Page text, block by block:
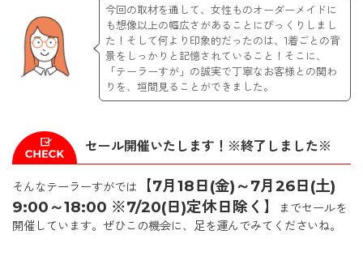
今回の取材を通して、女性ものオーダーメイドに
も想像以上の幅広さがあることにびっくりしまし
た！そして何より印象的だったのは、1着ごとの背
景をしっかりと記憶されていること！そこに、
「テーラーすが」の誠実で丁寧なお客様との関わ
りを、垣間見ることができました。
セール開催いたします！※終了しました※
そんなテーラーすがでは
【7月18日(金)～7月26日(土)
9:00～18:00 ※7/20(日)定休日除く】
までセールを
開催しています。ぜひこの機会に、足を運んでみてくださいね。